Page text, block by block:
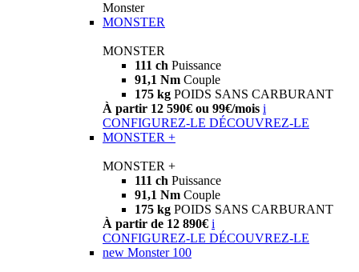
Monster
MONSTER
MONSTER
111 ch Puissance
91,1 Nm Couple
175 kg POIDS SANS CARBURANT
À partir 12 590€ ou 99€/mois i
CONFIGUREZ-LE DÉCOUVREZ-LE
MONSTER +
MONSTER +
111 ch Puissance
91,1 Nm Couple
175 kg POIDS SANS CARBURANT
À partir de 12 890€ i
CONFIGUREZ-LE DÉCOUVREZ-LE
new Monster 100